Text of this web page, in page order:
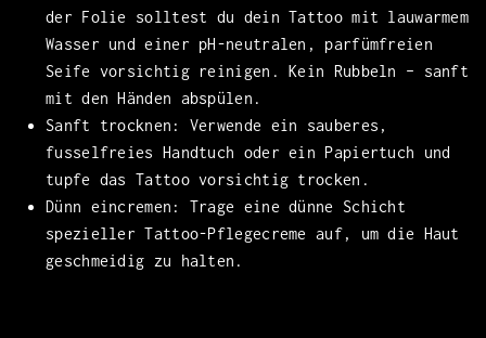
der Folie solltest du dein Tattoo mit lauwarmem
Wasser und einer pH-neutralen, parfümfreien
Seife vorsichtig reinigen. Kein Rubbeln – sanft
mit den Händen abspülen.
Sanft trocknen: Verwende ein sauberes,
fusselfreies Handtuch oder ein Papiertuch und
tupfe das Tattoo vorsichtig trocken.
Dünn eincremen: Trage eine dünne Schicht
spezieller Tattoo-Pflegecreme auf, um die Haut
geschmeidig zu halten.